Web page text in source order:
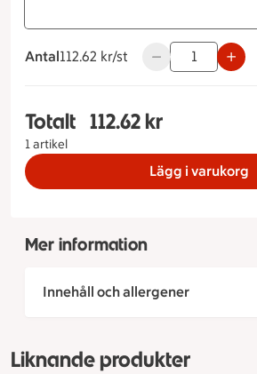
Antal
112.62 kronor styck
112.62 kr/st Använd
Totalt
1 artikel
Totalt 1 stycken Laxtallrik,
112.62 kr
Lägg i varukorg
Mer information
Innehåll och allergener
Liknande produkter